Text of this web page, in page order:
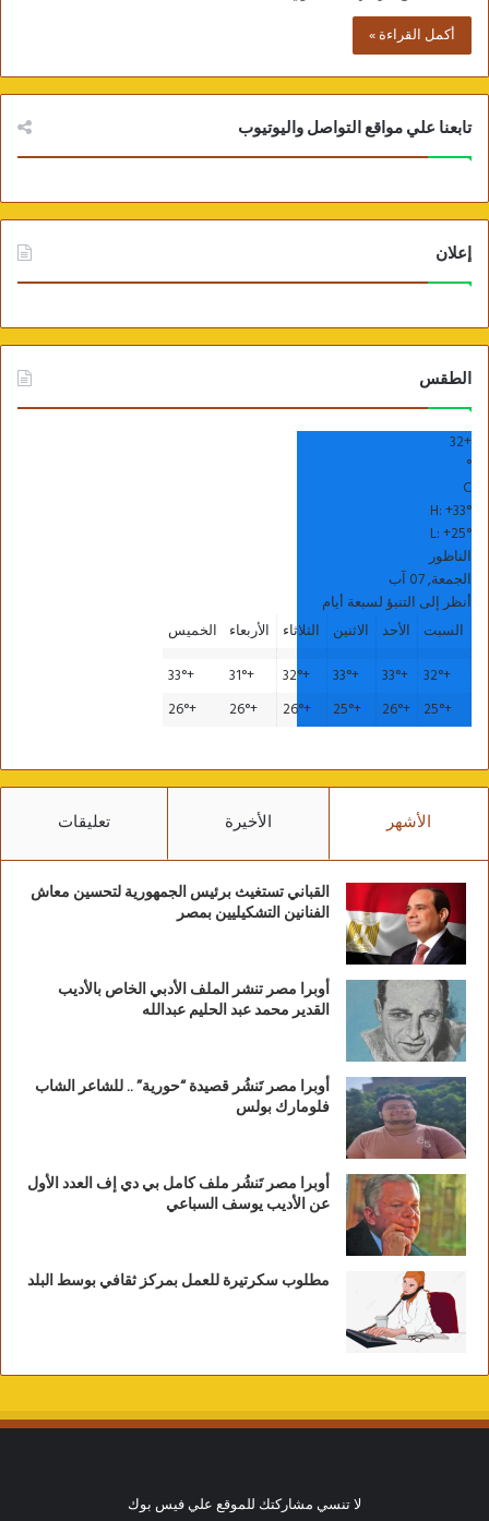
أكمل القراءة »
تابعنا علي مواقع التواصل واليوتيوب
إعلان
الطقس
+
32
°
C
H:+33°
L:+25°
الناظور
الجمعة, 07 آب
أنظر إلى التنبؤ لسبعة أيام
السبت
الأحد الاثنين الثلاثاء الأربعاء
الخميس
+
32°
+
33°
+
33°
+
32°
+
31°
+
33°
+
25°
+
26°
+
25°
+
26°
+
26°
+
26°
الأشهر الأخيرة تعليقات
القباني تستغيث برئيس الجمهورية لتحسين معاش
الفنانين التشكيليين بمصر
أوبرا مصر تنشر الملف الأدبي الخاص بالأديب
القدير محمد عبد الحليم عبدالله
أوبرا مصر تَنشُر قصيدة “حورية” .. للشاعر الشاب
فلومارك بولس
أوبرا مصر تَنشُر ملف كامل بي دي إف العدد الأول
عن الأديب يوسف السباعي
مطلوب سكرتيرة للعمل بمركز ثقافي بوسط البلد
لا تنسي مشاركتك للموقع علي فيس بوك